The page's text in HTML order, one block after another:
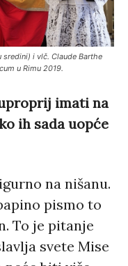
sredini) i vlč. Claude Barthe
u Rimu 2019.
imati na
ih sada uopće
na nišanu.
pismo to
To je pitanje
svete Mise